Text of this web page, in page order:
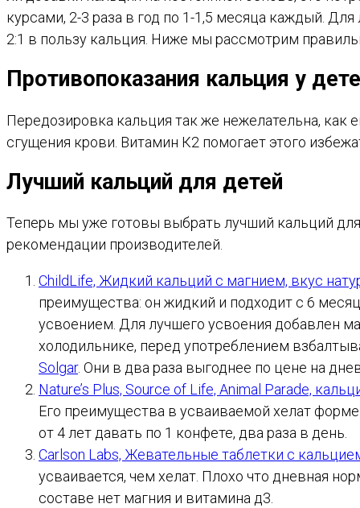
курсами, 2-3 раза в год по 1-1,5 месяца каждый.
2:1 в пользу кальция. Ниже мы рассмотрим
Противопоказания кальция у
Передозировка кальция так же нежелательна,
сгущения крови. Витамин К2 помогает этого
Лучший кальций для детей
Теперь мы уже готовы выбрать лучший кальций
рекомендации производителей.
ChildLife, Жидкий кальций с магнием, вкус
преимущества: он жидкий и подходит с 6
усвоением. Для лучшего усвоения добавлен
холодильнике, перед употреблением
Solgar. Они в два раза выгоднее по цене на
Nature’s Plus, Source of Life, Animal Parade,
Его преимущества в усваиваемой хелат
от 4 лет давать по 1 конфете, два раза в день.
Carlson Labs, Жевательные таблетки с
усваивается, чем хелат. Плохо что дневная
составе нет магния и витамина д3.